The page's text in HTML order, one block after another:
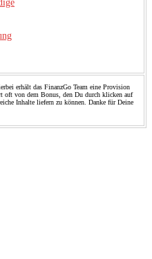
erhält das FinanzGo Team eine Provision
von dem Bonus, den Du durch klicken auf
Inhalte liefern zu können. Danke für Deine